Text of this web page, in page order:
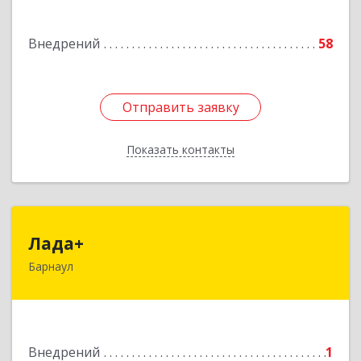
Внедрений 58
Отправить заявку
Показать контакты
Отправить заявку
Назад
Лада+
Барнаул
Внедрений
1
656058, Алтайский край, Барнаул г, Взлетная ул,